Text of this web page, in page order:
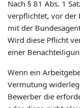
Nach § 81 Abs. 1
verpflichtet, vor der
mit der
Wird diese Pflicht
einer
Wenn ein
Vermutung
Bewerber die